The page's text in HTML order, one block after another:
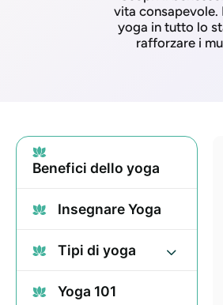
vita consapevole.
yoga in tutto lo
rafforzare i
Benefici dello yoga
Insegnare Yoga
Tipi di yoga
Yoga 101